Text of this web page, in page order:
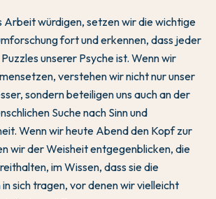
Arbeit würdigen, setzen wir die wichtige
fort und erkennen, dass jeder
unserer Psyche ist. Wenn wir
verstehen wir nicht nur unser
sondern beteiligen uns auch an der
Suche nach Sinn und
Wenn wir heute Abend den Kopf zur
wir der Weisheit entgegenblicken, die
im Wissen, dass sie die
in sich tragen, vor denen wir vielleicht